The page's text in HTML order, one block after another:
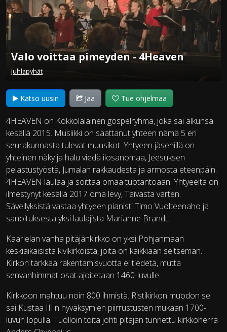
Valo voittaa pimeyden - 4Heaven
Juhlapyhät
Katso uusin Jaa Tue ohjelmaa
4HEAVEN on Kokkolalainen gospelryhmä, joka sai alkunsa
kesällä 2015. Musiikki on saattanut yhteen nämä 5 eri
seurakunnasta tulevat muusikot. Yhtyeen jäsenillä on
yhteinen näky ja halu viedä ilosanomaa, Jeesuksen
pelastustyöstä, Jumalan rakkaudesta ja armosta eteenpäin.
4HEAVEN laulaa ja soittaa omaa tuotantoaan. Yhtyeeltä on
ilmestynyt kesällä 2017 oma levy, Taivasta varten.
Sävellyksistä vastaa yhtyeen pianisti Timo Vuolteenaho ja
sanoituksesta yksi laulajista Marianne Brandt.
Kaarlelan vanha pitäjänkirkko on yksi Pohjanmaan
keskiaikaisista kivikirkoista, joita on kaikkiaan seitsemän.
Kirkon tarkkaa rakentamisvuotta ei tiedetä, mutta
senvanhimmat osat ajoitetaan 1460-luvulle.
Kirkkoon mahtuu noin 800 ihmistä. Ristikirkon muodon se
sai Kustaa III:n hyväksymien piirrustusten mukaan 1700-
luvun lopulla. Tuolloin töitä johti pitäjän tunnettu kirkkoherra